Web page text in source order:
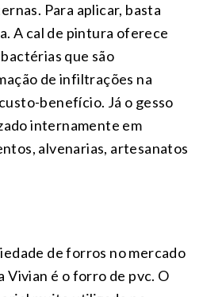
Para aplicar, basta
A cal de pintura oferece
que são
de infiltrações na
benefício. Já o gesso
internamente em
alvenarias, artesanatos
de forros no mercado
Vivian é o forro de pvc. O